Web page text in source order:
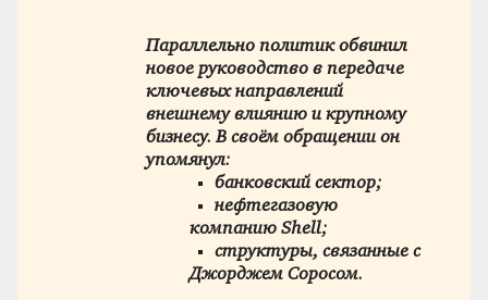
Параллельно политик обвинил
новое руководство в передаче
ключевых направлений
внешнему влиянию и крупному
бизнесу. В своём обращении он
упомянул:
банковский сектор;
нефтегазовую
компанию Shell;
структуры, связанные с
Джорджем Соросом.